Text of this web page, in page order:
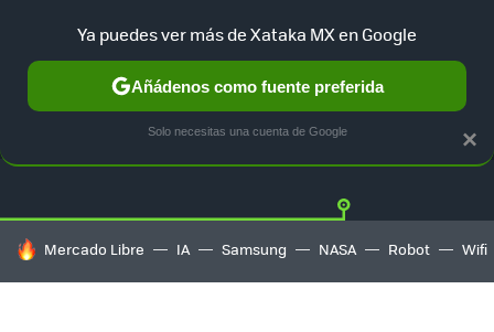
GUÍA DE COMPRAS MERCADO LIBRE
HOY SE HABLA DE
Mercado Libre IA Samsung NASA Robot Wifi
×
Ya puedes ver más de Xataka MX en Google
Añádenos como fuente preferida
Solo necesitas una cuenta de Google